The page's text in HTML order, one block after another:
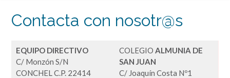
Contacta con nosotr@s
EQUIPO DIRECTIVO
C/ Monzón S/N
CONCHEL C.P. 22414
COLEGIO ALMUNIA DE
SAN JUAN
C/ Joaquín Costa Nº1